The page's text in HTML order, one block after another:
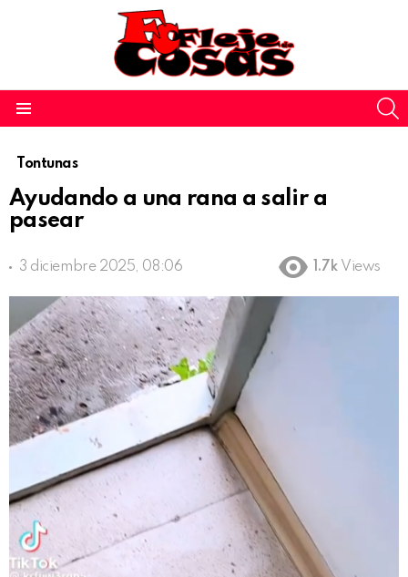
Tontunas
Ayudando a una rana a salir a
pasear
3 diciembre 2025, 08:06 1.7k Views